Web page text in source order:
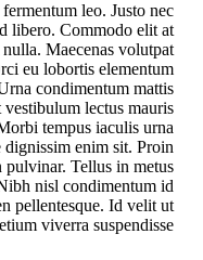
leo. Justo nec
libero. Commodo elit at
Maecenas volutpat
eu lobortis elementum
condimentum mattis
lectus mauris
tempus iaculis urna
enim sit. Proin
Tellus in metus
nisl condimentum id
pellentesque. Id velit ut
viverra suspendisse.